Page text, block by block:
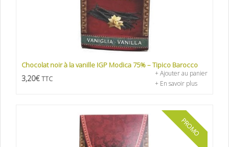
Chocolat noir à la vanille IGP Modica 75% – Tipico Barocco
3,20€ TTC
+ Ajouter au panier
+ En savoir plus
PROMO